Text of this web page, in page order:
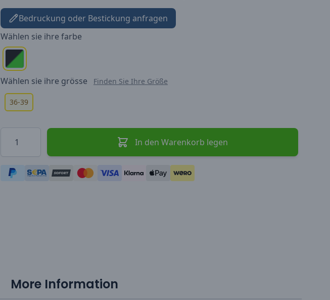
Bedruckung oder Bestickung anfragen
Wählen sie ihre farbe
Wählen sie ihre grösse Finden Sie Ihre Größe
36-39
In den Warenkorb legen
More Information